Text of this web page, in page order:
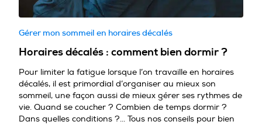
Gérer mon sommeil en horaires décalés
Horaires décalés : comment bien dormir ?
Pour limiter la fatigue lorsque l’on travaille en horaires
décalés, il est primordial d’organiser au mieux son
sommeil, une façon aussi de mieux gérer ses rythmes de
vie. Quand se coucher ? Combien de temps dormir ?
Dans quelles conditions ?... Tous nos conseils pour bien